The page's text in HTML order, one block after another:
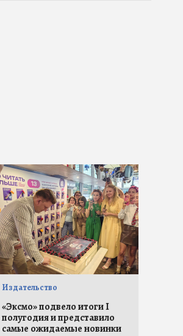
Издательство
«Эксмо» подвело итоги I
полугодия и представило
самые ожидаемые новинки